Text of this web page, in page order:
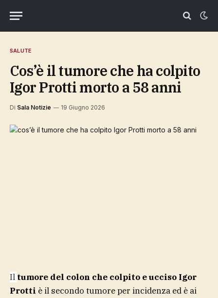
SALUTE
cos’è il tumore che ha colpito
Igor Protti morto a 58 anni
Di Sala Notizie 19 Giugno 2026
Il tumore del colon che colpito e ucciso Igor
Protti è il secondo tumore per incidenza ed è ai